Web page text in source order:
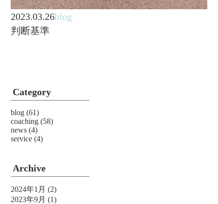
Category
blog (61)
coaching (58)
news (4)
service (4)
Archive
2024年1月 (2)
2023年9月 (1)
2023.03.26blog
判断基準